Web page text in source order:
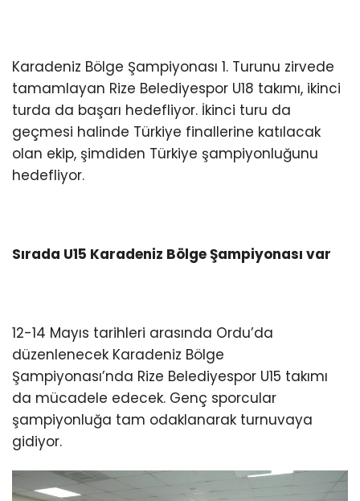
Karadeniz Bölge Şampiyonası 1. Turunu zirvede
tamamlayan Rize Belediyespor U18 takımı, ikinci
turda da başarı hedefliyor. İkinci turu da
geçmesi halinde Türkiye finallerine katılacak
olan ekip, şimdiden Türkiye şampiyonluğunu
hedefliyor.
Sırada U15 Karadeniz Bölge Şampiyonası var
12-14 Mayıs tarihleri arasında Ordu’da
düzenlenecek Karadeniz Bölge
Şampiyonası’nda Rize Belediyespor U15 takımı
da mücadele edecek. Genç sporcular
şampiyonluğa tam odaklanarak turnuvaya
gidiyor.